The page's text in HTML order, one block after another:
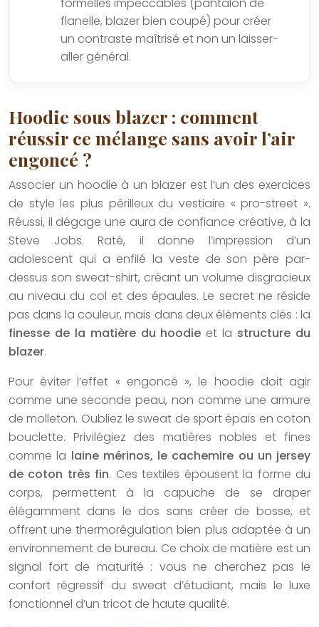
flanelle, blazer bien coupé) pour créer
un contraste maîtrisé et non un laisser-
aller général.
Hoodie sous blazer : comment
réussir ce mélange sans avoir l’air
engoncé ?
Associer un hoodie à un blazer est l’un des exercices
de style les plus périlleux du vestiaire « pro-street ».
Réussi, il dégage une aura de confiance créative, à la
Steve Jobs. Raté, il donne l’impression d’un
adolescent qui a enfilé la veste de son père par-
dessus son sweat-shirt, créant un volume disgracieux
au niveau du col et des épaules. Le secret ne réside
pas dans la couleur, mais dans deux éléments clés : la
finesse de la matière du hoodie et la structure du
blazer.
Pour éviter l’effet « engoncé », le hoodie doit agir
comme une seconde peau, non comme une armure
de molleton. Oubliez le sweat de sport épais en coton
bouclette. Privilégiez des matières nobles et fines
comme la laine mérinos, le cachemire ou un jersey
de coton très fin. Ces textiles épousent la forme du
corps, permettent à la capuche de se draper
élégamment dans le dos sans créer de bosse, et
offrent une thermorégulation bien plus adaptée à un
environnement de bureau. Ce choix de matière est un
signal fort de maturité : vous ne cherchez pas le
confort régressif du sweat d’étudiant, mais le luxe
fonctionnel d’un tricot de haute qualité.